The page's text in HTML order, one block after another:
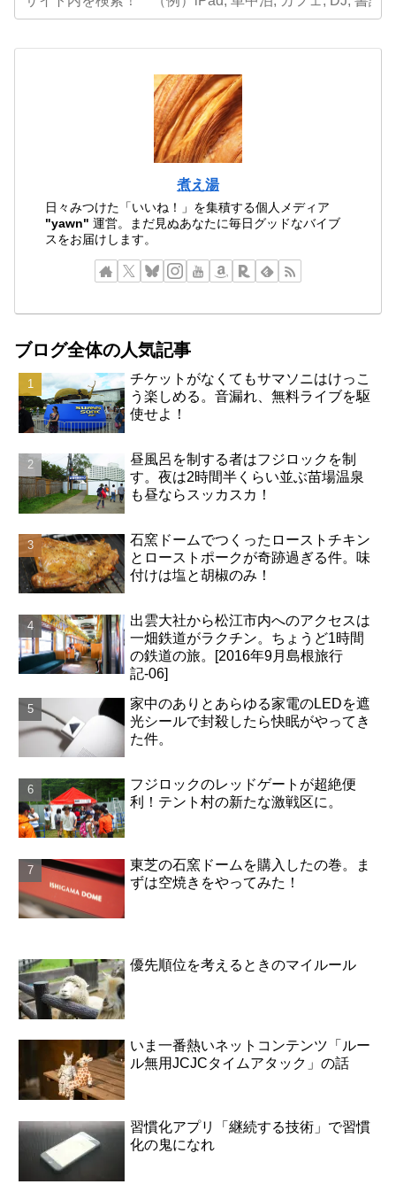
煮え湯
日々みつけた「いいね！」を集積する個人メディア
"yawn" 運営。まだ見ぬあなたに毎日グッドなバイブ
スをお届けします。
ブログ全体の人気記事
チケットがなくてもサマソニはけっこ
う楽しめる。音漏れ、無料ライブを駆
使せよ！
昼風呂を制する者はフジロックを制
す。夜は2時間半くらい並ぶ苗場温泉
も昼ならスッカスカ！
石窯ドームでつくったローストチキン
とローストポークが奇跡過ぎる件。味
付けは塩と胡椒のみ！
出雲大社から松江市内へのアクセスは
一畑鉄道がラクチン。ちょうど1時間
の鉄道の旅。[2016年9月島根旅行
記-06]
家中のありとあらゆる家電のLEDを遮
光シールで封殺したら快眠がやってき
た件。
フジロックのレッドゲートが超絶便
利！テント村の新たな激戦区に。
東芝の石窯ドームを購入したの巻。ま
ずは空焼きをやってみた！
優先順位を考えるときのマイルール
いま一番熱いネットコンテンツ「ルー
ル無用JCJCタイムアタック」の話
習慣化アプリ「継続する技術」で習慣
化の鬼になれ